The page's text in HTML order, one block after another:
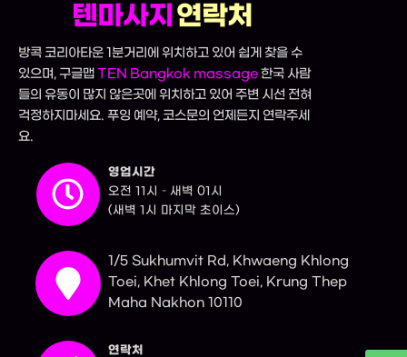
텐마사지 연락처
방콕 코리아타운 1분거리에 위치하고 있어 쉽게 찾을 수
있으며, 구글맵 TEN Bangkok massage 한국 사람
들의 유동이 많지 않은곳에 위치하고 있어 주변 시선 전혀
걱정하지마세요. 푸잉 예약, 코스문의 언제든지 연락주세
요.
영업시간
오전 11시 – 새벽 01시
(새벽 1시 마지막 초이스)
1/5 Sukhumvit Rd, Khwaeng Khlong
Toei, Khet Khlong Toei, Krung Thep
Maha Nakhon 10110
연락처